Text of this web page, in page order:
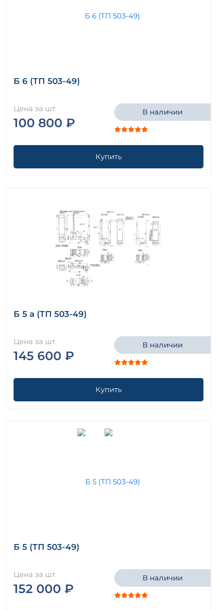
Б 6 (ТП 503-49)
Цена за шт.
100 800 ₽
В наличии
Купить
Б 5 а (ТП 503-49)
Цена за шт.
145 600 ₽
В наличии
Купить
Б 5 (ТП 503-49)
Цена за шт.
152 000 ₽
В наличии